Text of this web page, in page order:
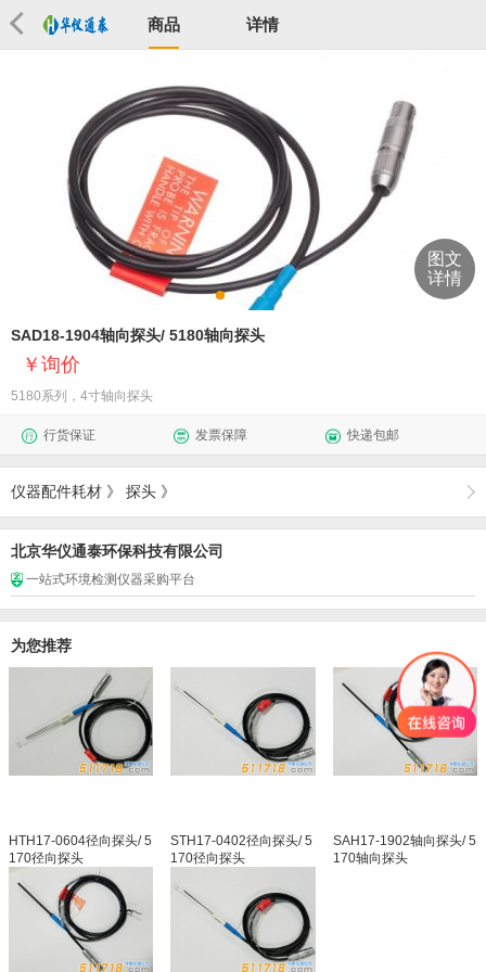
商品 详情
图文
详情
SAD18-1904轴向探头/ 5180轴向探头
询价
5180系列，4寸轴向探头
行货保证 发票保障 快递包邮
仪器配件耗材 》 探头 》
北京华仪通泰环保科技有限公司
一站式环境检测仪器采购平台
为您推荐
HTH17-0604径向探头/ 5
170径向探头
STH17-0402径向探头/ 5
170径向探头
SAH17-1902轴向探头/ 5
170轴向探头